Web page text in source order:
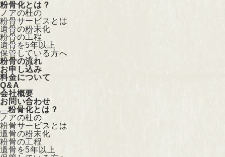
粉骨化とは？
ノアの杜の
粉骨サービスとは
遺骨の粉末化
粉骨の工程
遺骨を5年以上
保管している方へ
粉骨の流れ
お申し込み
料金について
Q&A
会社概要
お問い合わせ
粉骨化とは？
ノアの杜の
粉骨サービスとは
遺骨の粉末化
粉骨の工程
遺骨を5年以上